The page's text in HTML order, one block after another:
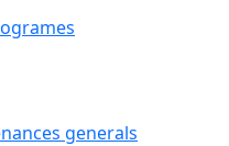
generals